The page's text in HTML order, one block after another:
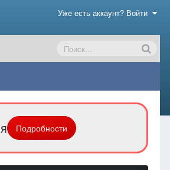
Уже есть аккаунт? Войти
Подробности